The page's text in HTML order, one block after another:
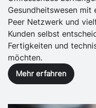
Gesundheitswesen
Peer Netzwerk und
Kunden selbst
Fertigkeiten und
möchten.
Mehr erfahren